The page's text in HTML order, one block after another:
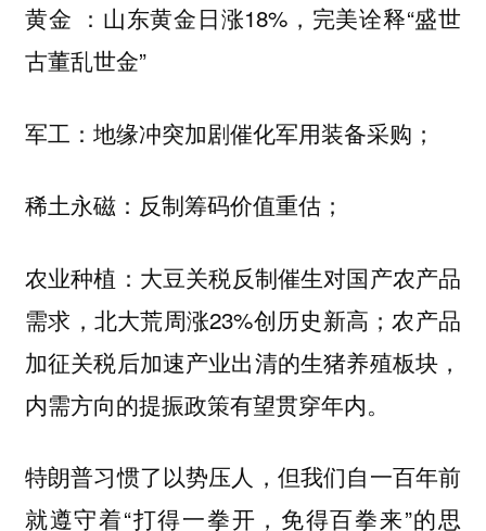
黄金 ： 山东黄金日涨18%，完美诠释“盛世
古董乱世金”
军工： 地缘冲突加剧催化军用装备采购；
稀土永磁： 反制筹码价值重估；
农业种植： 大豆关税反制催生对国产农产品
需求，北大荒周涨23%创历史新高；农产品
加征关税后加速产业出清的生猪养殖板块，
内需方向的提振政策有望贯穿年内。
特朗普习惯了以势压人，但我们自一百年前
就遵守着“打得一拳开，免得百拳来”的思